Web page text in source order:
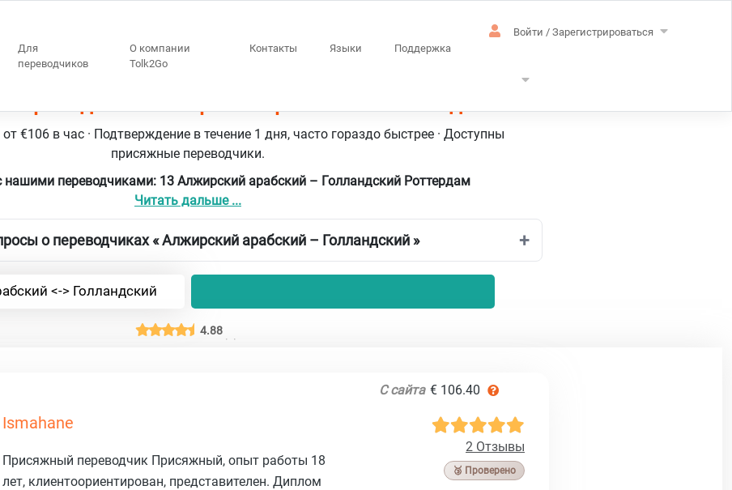
Для
переводчиков
О компании
Tolk2Go
Контакты Языки Поддержка
Войти / Зарегистрироваться
€106 в час · Подтверждение в течение 1 дня, часто гораздо быстрее · Доступны
присяжные переводчики.
нашими переводчиками: 13 Алжирский арабский – Голландский Роттердам
Читать дальше ...
о переводчиках « Алжирский арабский – Голландский »
<-> Голландский
4.88
С сайта € 106.40
Ismahane
2 Отзывы
🥉 Проверено
Присяжный переводчик Присяжный, опыт работы 18
лет, клиентоориентирован, представителен. Диплом